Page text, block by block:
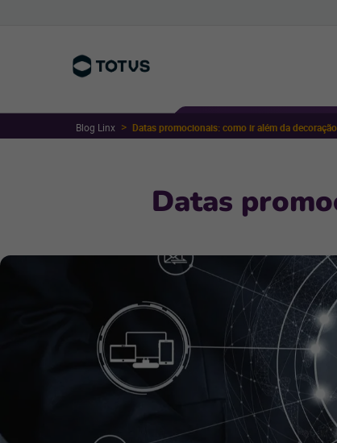
Blog Linx
Datas